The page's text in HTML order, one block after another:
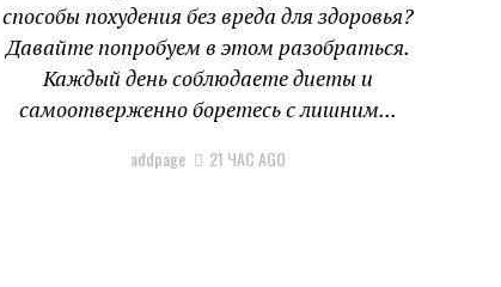
способы похудения без вреда для здоровья?
Давайте попробуем в этом разобраться.
Каждый день соблюдаете диеты и
самоотверженно боретесь с лишним...
addpage 21 ЧАС AGO